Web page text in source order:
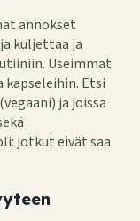
annokset
kuljettaa ja
Useimmat
Etsi
ja joissa
jotkut eivät saa